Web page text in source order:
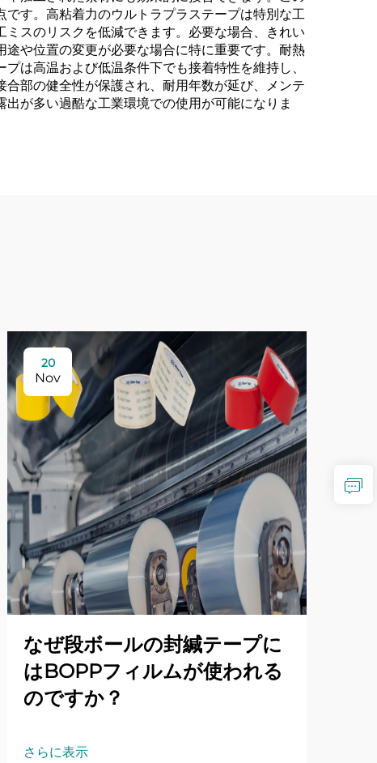
す。高粘着力のウルトラプラステープは特別な工
スのリスクを低減できます。必要な場合、きれい
や位置の変更が必要な場合に特に重要です。耐熱
は高温および低温条件下でも接着特性を維持し、
部の健全性が保護され、耐用年数が延び、メンテ
が多い過酷な工業環境での使用が可能になりま
20
Nov
なぜ段ボールの封緘テープに
はBOPPフィルムが使われる
のですか？
さらに表示